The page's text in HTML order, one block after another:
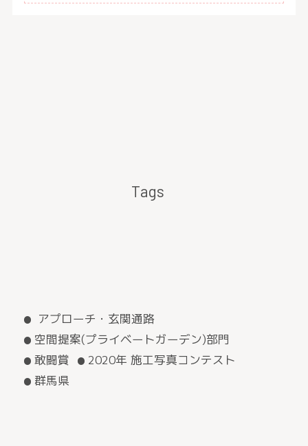
Tags
アプローチ・玄関通路
空間提案(プライベートガーデン)部門
敢闘賞
2020年 施工写真コンテスト
群馬県